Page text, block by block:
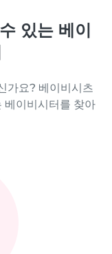
있는 베이
가요? 베이비시츠
베이비시터를 찾아